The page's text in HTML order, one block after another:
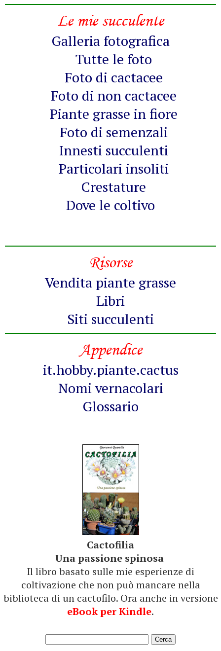
Le mie succulente
Galleria fotografica
Tutte le foto
Foto di cactacee
Foto di non cactacee
Piante grasse in fiore
Foto di semenzali
Innesti succulenti
Particolari insoliti
Crestature
Dove le coltivo
Risorse
Vendita piante grasse
Libri
Siti succulenti
Appendice
it.hobby.piante.cactus
Nomi vernacolari
Glossario
Cactofilia
Una passione spinosa
Il libro basato sulle mie esperienze di
coltivazione che non può mancare nella
biblioteca di un cactofilo. Ora anche in versione
eBook per Kindle.